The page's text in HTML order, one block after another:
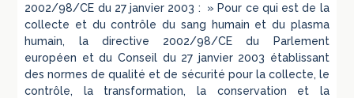
2002/98/CE du 27 janvier 2003 : » Pour ce qui est de la
collecte et du contrôle du sang humain et du plasma
humain, la directive 2002/98/CE du Parlement
européen et du Conseil du 27 janvier 2003 établissant
des normes de qualité et de sécurité pour la collecte, le
contrôle, la transformation, la conservation et la